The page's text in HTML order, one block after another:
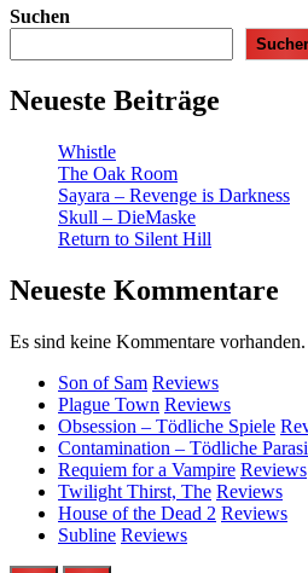
Suchen
Neueste Beiträge
Whistle
The Oak Room
Sayara – Revenge is Darkness
Skull – DieMaske
Return to Silent Hill
Neueste Kommentare
Es sind keine Kommentare vorhanden.
Son of Sam Reviews
Plague Town Reviews
Obsession – Tödliche Spiele
Contamination – Tödliche
Requiem for a Vampire Reviews
Twilight Thirst, The Reviews
House of the Dead 2 Reviews
Subline Reviews